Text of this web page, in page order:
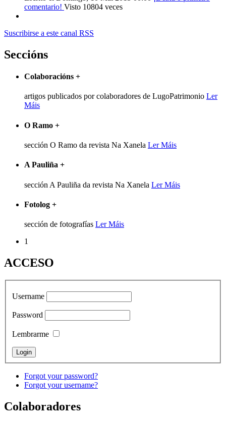
comentario! Visto 10804 veces
Suscribirse a este canal RSS
Seccións
Colaboracións +
artigos publicados por colaboradores de LugoPatrimonio Ler
Máis
O Ramo +
sección O Ramo da revista Na Xanela Ler Máis
A Pauliña +
sección A Pauliña da revista Na Xanela Ler Máis
Fotolog +
sección de fotografías Ler Máis
1
ACCESO
Username
Password
Lembrarme
Forgot your password?
Forgot your username?
Colaboradores